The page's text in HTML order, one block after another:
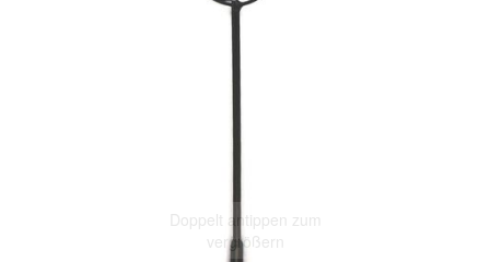
Doppelt antippen zum
vergrößern